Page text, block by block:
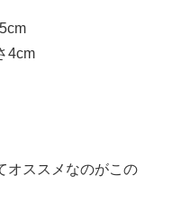
4cm
オススメなのがこの